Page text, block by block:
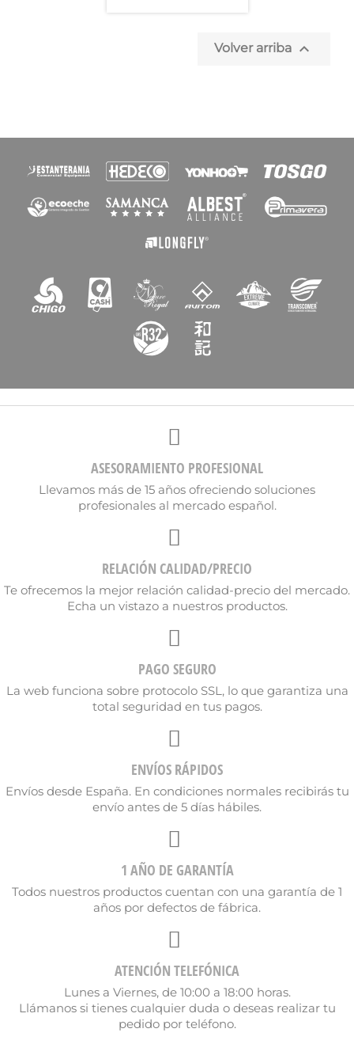
Volver arriba 
ASESORAMIENTO PROFESIONAL
Llevamos más de 15 años ofreciendo soluciones
profesionales al mercado español.
RELACIÓN CALIDAD/PRECIO
Te ofrecemos la mejor relación calidad-precio del mercado.
Echa un vistazo a nuestros productos.
PAGO SEGURO
La web funciona sobre protocolo SSL, lo que garantiza una
total seguridad en tus pagos.
ENVÍOS RÁPIDOS
Envíos desde España. En condiciones normales recibirás tu
envío antes de 5 días hábiles.
1 AÑO DE GARANTÍA
Todos nuestros productos cuentan con una garantía de 1
años por defectos de fábrica.
ATENCIÓN TELEFÓNICA
Lunes a Viernes, de 10:00 a 18:00 horas.
Llámanos si tienes cualquier duda o deseas realizar tu
pedido por teléfono.